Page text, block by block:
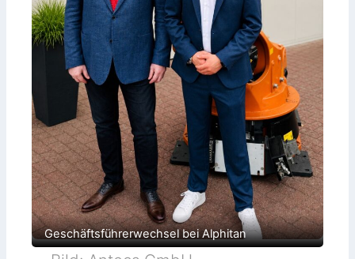
Geschäftsführerwechsel bei Alphitan